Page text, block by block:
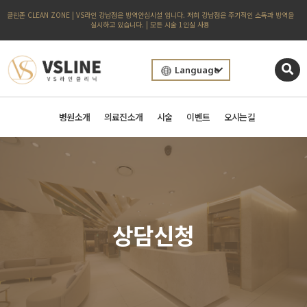
클린존 CLEAN ZONE | VS라인 강남점은 방역안심시설 입니다. 저희 강남점은 주기적인 소독과 방역을
실시하고 있습니다. | 모든 시술 1인실 사용
Language
병원소개 의료진소개 시술 이벤트 오시는길
상담신청